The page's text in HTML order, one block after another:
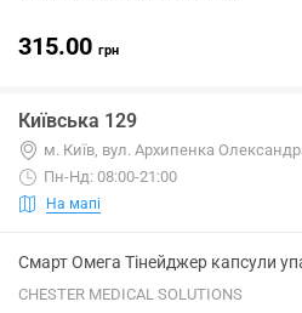
315.00 грн
Київська 129
м. Київ, вул. Архипенка
Пн-Нд: 08:00-21:00
На мапі
Смарт Омега Тінейджер капсули
CHESTER MEDICAL SOLUTIONS